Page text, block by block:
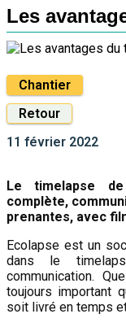
Les
Chantier
Retour
11 février 2022
Le timelapse de
complète,
prenantes, avec
Ecolapse est un
dans le
communication.
toujours important
soit livré en temps